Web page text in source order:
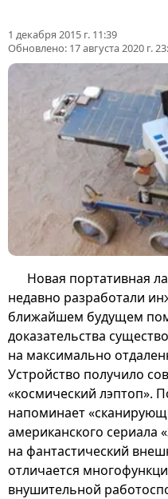
1 декабря 2015 г. 11:39
Обновлено: 17 августа 2020 г.
Новая портативная
недавно разработали
ближайшем будущем
доказательства
на максимально
Устройство получило
«космический лэптоп».
напоминает
американского сериала
на фантастический
отличается
внушительной